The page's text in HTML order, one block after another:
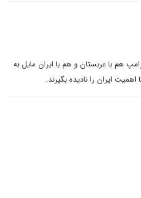
هم با عربستان و هم با ایران مایل به
ایران را نادیده بگیرند.